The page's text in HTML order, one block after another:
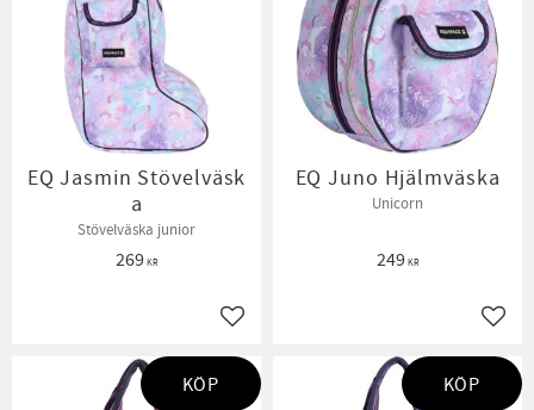
EQ Jasmin Stövelväsk
a
Stövelväska junior
269KR
Lägg till i favoriter
EQ Juno Hjälmväska
Unicorn
249KR
KÖP KÖP